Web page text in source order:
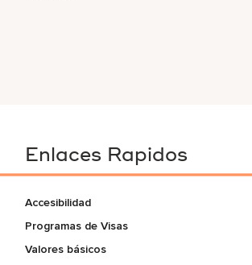
Enlaces Rapidos
Accesibilidad
Programas de Visas
Valores básicos